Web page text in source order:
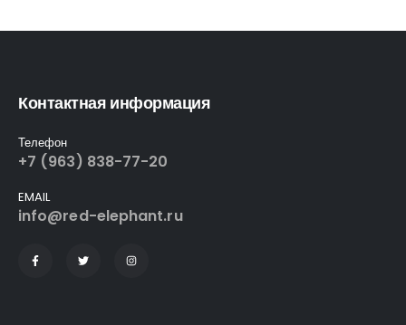
Контактная информация
Телефон
+7 (963) 838-77-20
EMAIL
info@red-elephant.ru